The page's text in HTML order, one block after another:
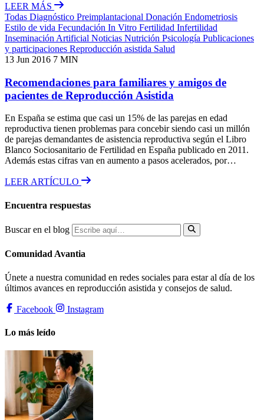
LEER MÁS
Todas Diagnóstico Preimplantacional Donación Endometriosis
Estilo de vida Fecundación In Vitro Fertilidad Infertilidad
Inseminación Artificial Noticias Nutrición Psicología Publicaciones
y participaciones Reproducción asistida Salud
13 Jun 2016 7 MIN
Recomendaciones para familiares y amigos de
pacientes de Reproducción Asistida
En España se estima que casi un 15% de las parejas en edad
reproductiva tienen problemas para concebir siendo casi un millón
de parejas demandantes de asistencia reproductiva según el Libro
Blanco Sociosanitario de Fertilidad en España publicado en 2011.
Además estas cifras van en aumento a pasos acelerados, por…
LEER ARTÍCULO
Encuentra respuestas
Buscar en el blog
Comunidad Avantia
Únete a nuestra comunidad en redes sociales para estar al día de los
últimos avances en reproducción asistida y consejos de salud.
Facebook Instagram
Lo más leído